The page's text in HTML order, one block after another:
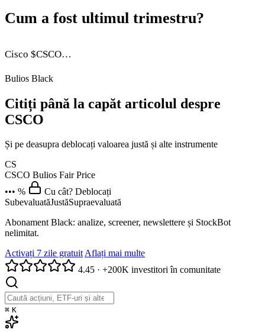
Cum a fost ultimul trimestru?
Cisco $CSCO…
Bulios Black
Citiți până la capăt articolul despre
CSCO
Și pe deasupra deblocați valoarea justă și alte instrumente
CS
CSCO Bulios Fair Price
••• %
Cu cât? Deblocați
SubevaluatăJustăSupraevaluată
Abonament Black: analize, screener, newslettere și StockBot
nelimitat.
Activați 7 zile gratuitAflați mai multe
4.45 · +200K investitori în comunitate
⌘ K